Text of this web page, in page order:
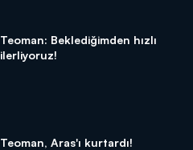
Teoman: Beklediğimden hızlı
ilerliyoruz!
Teoman, Aras'ı kurtardı!